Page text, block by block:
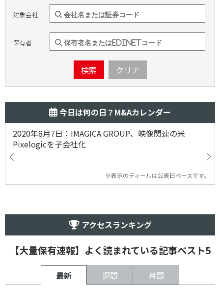
対象会社
保有者
検索 クリア
今日は何の日？M&Aカレンダー
2020年8月7日：IMAGICA GROUP、映像関連の米
Pixelogicを子会社化
※表示のディールは公表日ベースです。
アクセスランキング
【大量保有速報】よく読まれている記事ベスト5
最新 週間 月間